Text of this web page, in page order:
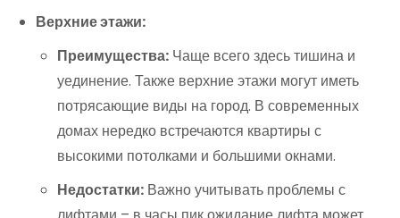
Верхние этажи:
Преимущества: Чаще всего здесь тишина и
уединение. Также верхние этажи могут иметь
потрясающие виды на город. В современных
домах нередко встречаются квартиры с
высокими потолками и большими окнами.
Недостатки: Важно учитывать проблемы с